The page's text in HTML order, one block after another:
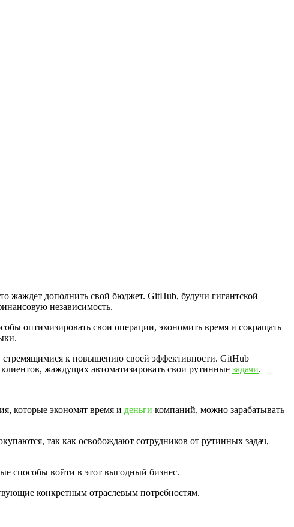
жаждет дополнить свой бюджет. GitHub, будучи гигантской
независимость.
оптимизировать свои операции, экономить время и сокращать
стремящимися к повышению своей эффективности. GitHub
жаждущих автоматизировать свои рутинные задачи.
которые экономят время и деньги компаний, можно зарабатывать
так как освобождают сотрудников от рутинных задач,
способы войти в этот выгодный бизнес.
конкретным отраслевым потребностям.